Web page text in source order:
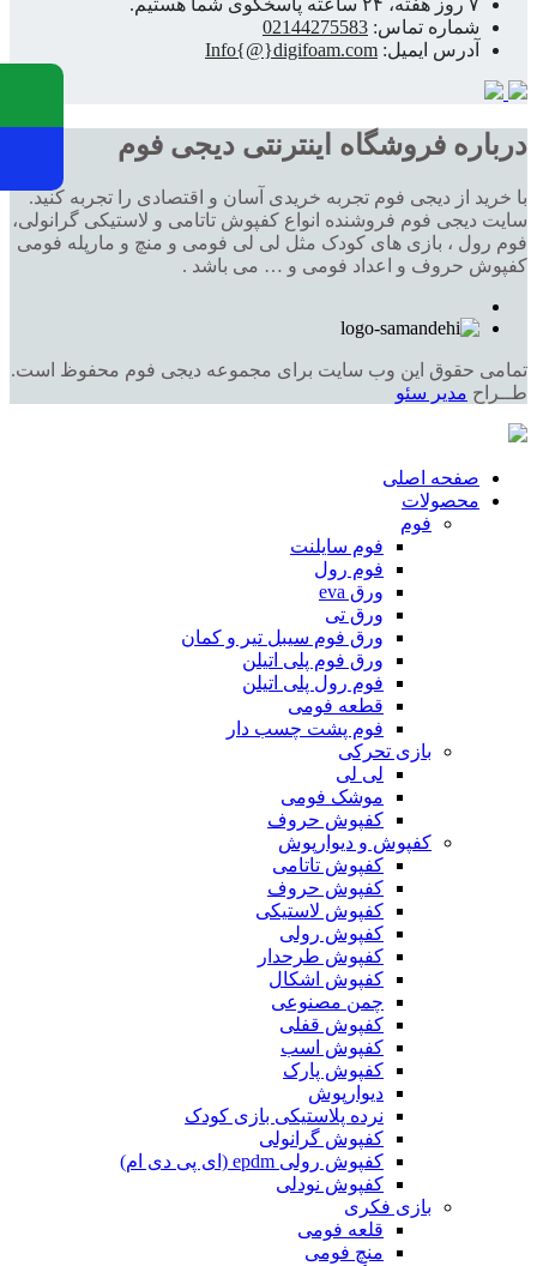
۷ روز هفته، ۲۴ ساعته پاسخگوی شما هستیم.
شماره تماس: 02144275583
آدرس ایمیل: Info{@}digifoam.com
درباره فروشگاه اینترنتی دیجی فوم
با خرید از دیجی فوم تجربه خریدی آسان و اقتصادی را تجربه کنید.
سایت دیجی فوم فروشنده انواع کفپوش تاتامی و لاستیکی گرانولی،
فوم رول ، بازی های کودک مثل لی لی فومی و منچ و مارپله فومی
کفپوش حروف و اعداد فومی و … می باشد .
تمامی حقوق این وب سایت برای مجموعه دیجی فوم محفوظ است.
طــراح مدیر سئو
صفحه اصلی
محصولات
فوم
فوم سایلنت
فوم رول
ورق eva
ورق تی
ورق فوم سیبل تیر و کمان
ورق فوم پلی اتیلن
فوم رول پلی اتیلن
قطعه فومی
فوم پشت چسب دار
بازی تحرکی
لی لی
موشک فومی
کفپوش حروف
کفپوش و دیوارپوش
کفپوش تاتامی
کفپوش حروف
کفپوش لاستیکی
کفپوش رولی
کفپوش طرحدار
کفپوش اشکال
چمن مصنوعی
کفپوش قفلی
کفپوش اسب
کفپوش پارک
دیوارپوش
نرده پلاستیکی بازی کودک
کفپوش گرانولی
کفپوش رولی epdm (ای پی دی ام)
کفپوش نودلی
بازی فکری
قلعه فومی
منچ فومی